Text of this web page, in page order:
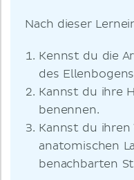
Nach dieser
Kennst du die
des
Kannst du ihre
benennen.
Kannst du ihren
anatomischen
benachbarten